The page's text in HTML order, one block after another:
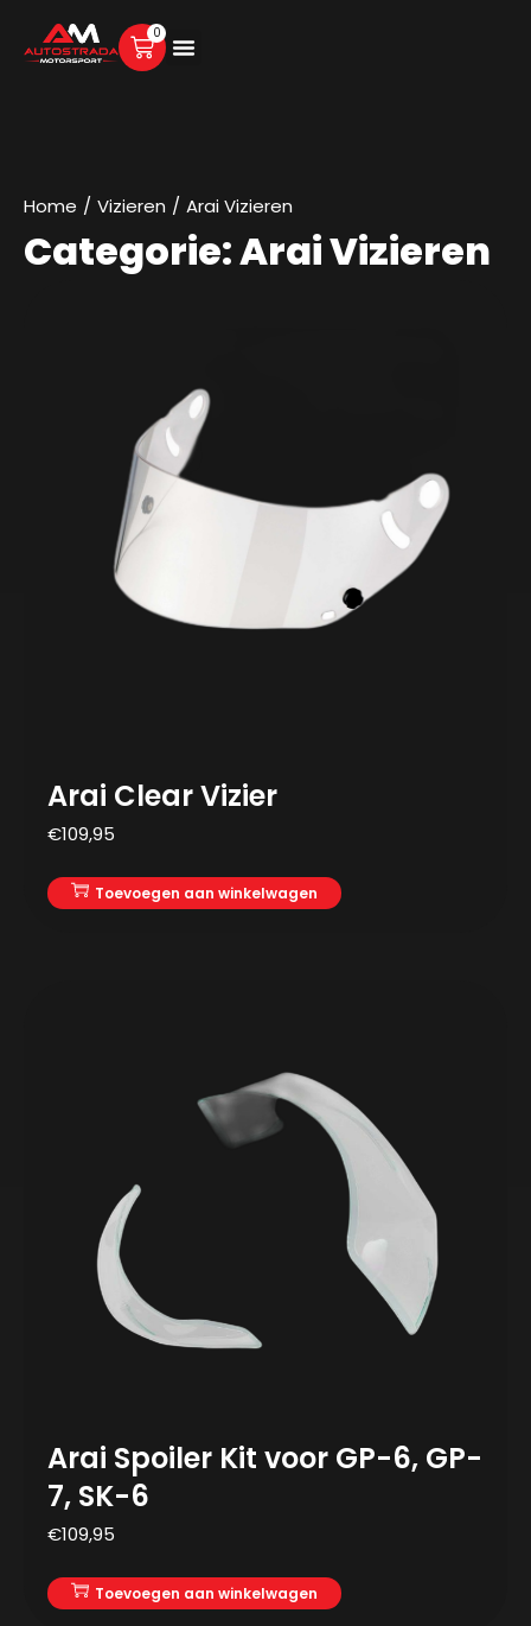
0
Home / Vizieren / Arai Vizieren
Categorie: Arai Vizieren
Arai Clear Vizier
€109,95
Toevoegen aan winkelwagen
Arai Spoiler Kit voor GP-6, GP-
7, SK-6
€109,95
Toevoegen aan winkelwagen